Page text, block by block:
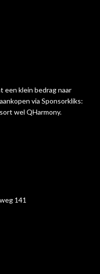
een klein bedrag naar
via Sponsorkliks:
wel QHarmony.
141